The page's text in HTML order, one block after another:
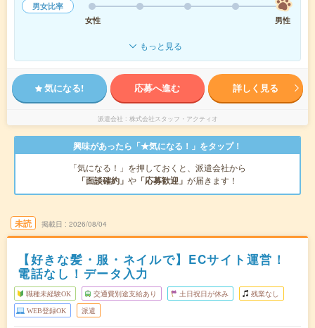
男女比率
女性
男性
もっと見る
気になる! 応募へ進む 詳しく見る
派遣会社 株式会社スタッフ・アクティオ
興味があったら「★気になる！」をタップ！
「気になる！」を押しておくと、派遣会社から
「面談確約」 や 「応募歓迎」 が届きます！
未読 掲載日 2026/08/04
【好きな髪・服・ネイルで】ECサイト運営！
電話なし！データ入力
職種未経験OK 交通費別途支給あり 土日祝日が休み 残業なし
WEB登録OK 派遣